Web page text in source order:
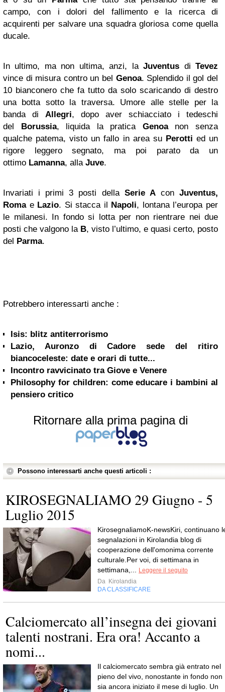
campo, con i dolori del fallimento e la ricerca di
acquirenti per salvare una squadra gloriosa come quella
ducale.
In ultimo, ma non ultima, anzi, laJuventus diTevez
vince di misura contro un bel Genoa. Splendido il gol del
10 bianconero che fa tutto da solo scaricando di destro
una botta sotto la traversa. Umore alle stelle per la
banda di Allegri, dopo aver schiacciato i tedeschi
del Borussia, liquida la pratica Genoanon senza
qualche patema, visto un fallo in area su Perotti ed un
rigore leggero segnato, ma poi parato da un
ottimo Lamanna, alla Juve.
Invariati i primi 3 posti della Serie AconJuventus,
Roma e Lazio. Si stacca il Napoli, lontana l’europa per
le milanesi. In fondo si lotta per non rientrare nei due
posti che valgono la B, visto l’ultimo, e quasi certo, posto
del Parma.
Potrebbero interessarti anche :
Isis: blitz antiterrorismo
Lazio, Auronzo di Cadore sede del ritiro
biancoceleste: date e orari di tutte...
Incontro ravvicinato tra Giove e Venere
Philosophy for children: come educare i bambini al
pensiero critico
Ritornare alla prima pagina di
Possono interessarti anche questi articoli :
KIROSEGNALIAMO 29 Giugno - 5
Luglio 2015
KirosegnaliamoK-newsKiri, continuano
segnalazioni in Kirolandia blog di
cooperazione dell'omonima corrente
culturale.Per voi, di settimana in
settimana,...
Leggere il seguito
Da Kirolandia
DA CLASSIFICARE
Calciomercato all’insegna dei giovani
talenti nostrani. Era ora! Accanto a
nomi...
Il calciomercato sembra già entrato nel
pieno del vivo, nonostante in fondo non
sia ancora iniziato il mese di luglio. Un